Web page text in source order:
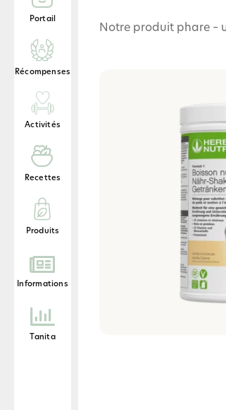
Portail
Récompenses
Activités
Recettes
Produits
Informations
Tanita
Notre produit phare –